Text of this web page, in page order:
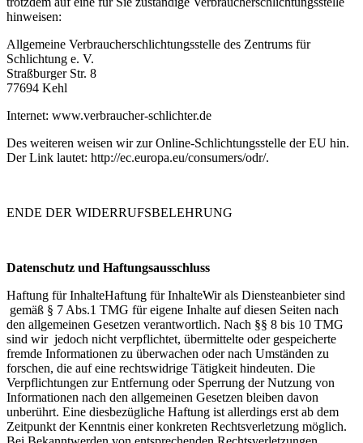
hinweisen:
Allgemeine Verbraucherschlichtungsstelle des Zentrums für
Schlichtung e. V.
Straßburger Str. 8
77694 Kehl
Internet: www.verbraucher-schlichter.de
Des weiteren weisen wir zur Online-Schlichtungsstelle der EU hin.
Der Link lautet: http://ec.europa.eu/consumers/odr/.
ENDE DER WIDERRUFSBELEHRUNG
Datenschutz und Haftungsausschluss
Haftung für InhalteHaftung für InhalteWir als Diensteanbieter sind
gemäß § 7 Abs.1 TMG für eigene Inhalte auf diesen Seiten nach
den allgemeinen Gesetzen verantwortlich. Nach §§ 8 bis 10 TMG
sind wir jedoch nicht verpflichtet, übermittelte oder gespeicherte
fremde Informationen zu überwachen oder nach Umständen zu
forschen, die auf eine rechtswidrige Tätigkeit hindeuten. Die
Verpflichtungen zur Entfernung oder Sperrung der Nutzung von
Informationen nach den allgemeinen Gesetzen bleiben davon
unberührt. Eine diesbezügliche Haftung ist allerdings erst ab dem
Zeitpunkt der Kenntnis einer konkreten Rechtsverletzung möglich.